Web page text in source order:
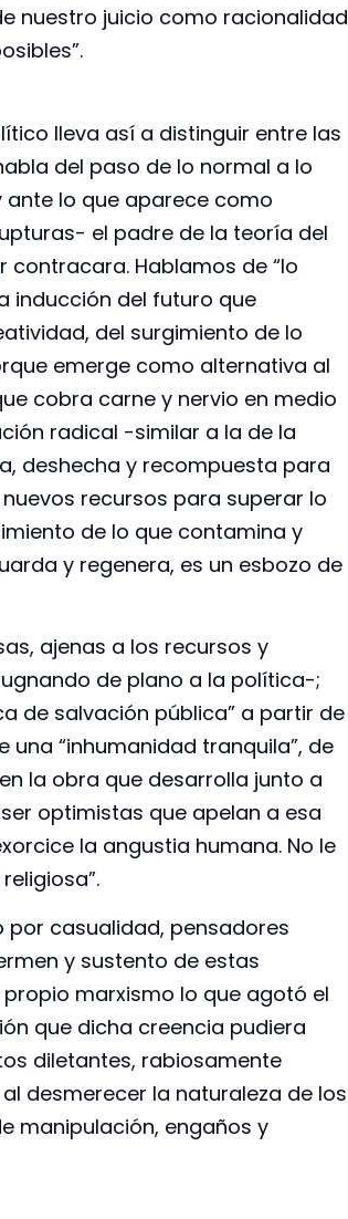
nuestro juicio como racionalidad
lleva así a distinguir entre las
del paso de lo normal a lo
ante lo que aparece como
el padre de la teoría del
contracara. Hablamos de “lo
inducción del futuro que
del surgimiento de lo
emerge como alternativa al
cobra carne y nervio en medio
radical -similar a la de la
deshecha y recompuesta para
recursos para superar lo
de lo que contamina y
y regenera, es un esbozo de
ajenas a los recursos y
de plano a la política-;
de salvación pública” a partir de
“inhumanidad tranquila”, de
la obra que desarrolla junto a
optimistas que apelan a esa
la angustia humana. No le
por casualidad, pensadores
y sustento de estas
marxismo lo que agotó el
que dicha creencia pudiera
diletantes, rabiosamente
desmerecer la naturaleza de los
manipulación, engaños y